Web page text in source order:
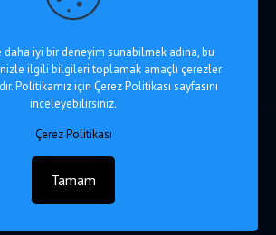
© 2026 Ankara Lojistik Üssü
Hosting :
daha iyi bir deneyim sunabilmek adına, bu
ilgili bilgileri toplamak amaçlı çerezler
Politikamız için Çerez Politikası sayfasını
inceleyebilirsiniz.
Çerez Politikası
Tamam